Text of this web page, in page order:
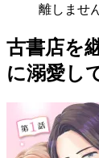
離しませ
古書店を
に溺愛し